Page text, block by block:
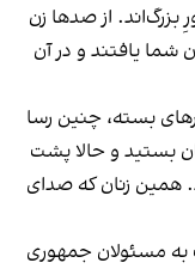
بزرگ‌اند. از صدها زن
شما یافتند و در آن‌
بسته، چنین رسا
بستید و حالا پشت
همین زنان که صدای
به مسئولان جمهوری